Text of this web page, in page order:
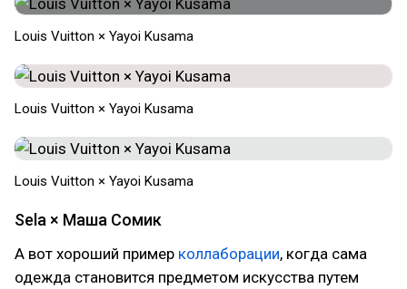
Louis Vuitton × Yayoi Kusama
Louis Vuitton × Yayoi Kusama
Louis Vuitton × Yayoi Kusama
Sela × Маша Сомик
А вот хороший пример коллаборации, когда сама
одежда становится предметом искусства путем